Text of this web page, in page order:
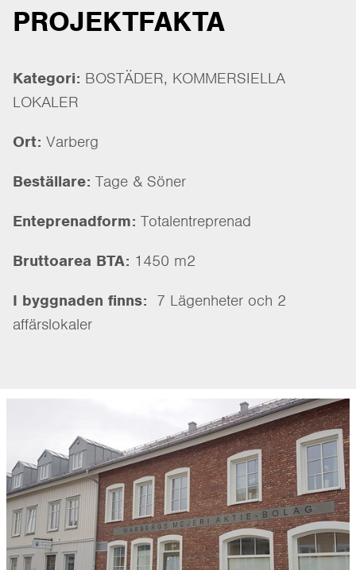
PROJEKTFAKTA
Kategori: BOSTÄDER, KOMMERSIELLA
LOKALER
Ort: Varberg
Beställare: Tage & Söner
Enteprenadform: Totalentreprenad
Bruttoarea BTA: 1450 m2
I byggnaden finns: 7 Lägenheter och 2
affärslokaler